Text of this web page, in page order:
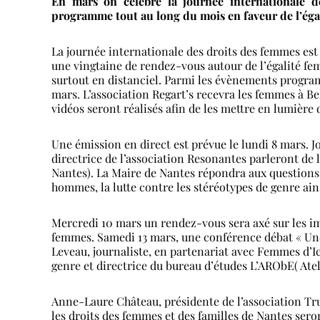
programme tout au long du mois en faveur de
La journée internationale des droits des femmes
une vingtaine de rendez-vous autour de l’égalité
surtout en distanciel. Parmi les évènements
mars. L’association Regart’s recevra les femmes
vidéos seront réalisés afin de les mettre en lumière
Une émission en direct est prévue le lundi 8 mars.
directrice de l’association Resonantes parleront de
Nantes). La Maire de Nantes répondra aux
hommes, la lutte contre les stéréotypes de genre
Mercredi 10 mars un rendez-vous sera axé sur les
femmes. Samedi 13 mars, une conférence débat «
Leveau, journaliste, en partenariat avec Femmes
genre et directrice du bureau d’études L’ARObE(
Anne-Laure Château, présidente de l’association
les droits des femmes et des familles de Nantes